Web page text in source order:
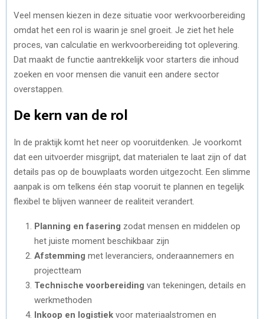
Veel mensen kiezen in deze situatie voor werkvoorbereiding
omdat het een rol is waarin je snel groeit. Je ziet het hele
proces, van calculatie en werkvoorbereiding tot oplevering.
Dat maakt de functie aantrekkelijk voor starters die inhoud
zoeken en voor mensen die vanuit een andere sector
overstappen.
De kern van de rol
In de praktijk komt het neer op vooruitdenken. Je voorkomt
dat een uitvoerder misgrijpt, dat materialen te laat zijn of dat
details pas op de bouwplaats worden uitgezocht. Een slimme
aanpak is om telkens één stap vooruit te plannen en tegelijk
flexibel te blijven wanneer de realiteit verandert.
Planning en fasering zodat mensen en middelen op
het juiste moment beschikbaar zijn
Afstemming met leveranciers, onderaannemers en
projectteam
Technische voorbereiding van tekeningen, details en
werkmethoden
Inkoop en logistiek voor materiaalstromen en